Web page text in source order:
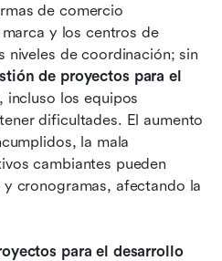
de comercio
y los centros de
niveles de coordinación; sin
de proyectos para el
incluso los equipos
dificultades. El aumento
la mala
cambiantes pueden
cronogramas, afectando la
para el desarrollo